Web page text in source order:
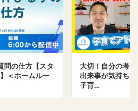
問の仕方【スタ
＜ホームルー
大切！自分の考
出来事が気持ち
子育…